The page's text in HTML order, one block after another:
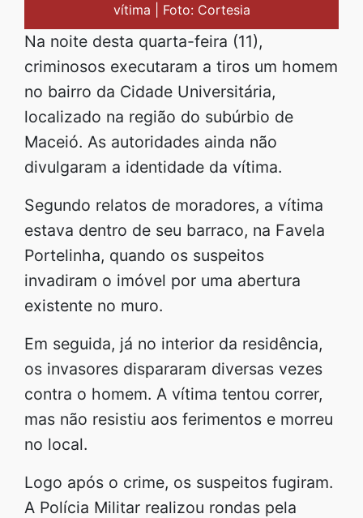
vítima | Foto: Cortesia
Na noite desta quarta-feira (11),
criminosos executaram a tiros um homem
no bairro da Cidade Universitária,
localizado na região do subúrbio de
Maceió. As autoridades ainda não
divulgaram a identidade da vítima.
Segundo relatos de moradores, a vítima
estava dentro de seu barraco, na Favela
Portelinha, quando os suspeitos
invadiram o imóvel por uma abertura
existente no muro.
Em seguida, já no interior da residência,
os invasores dispararam diversas vezes
contra o homem. A vítima tentou correr,
mas não resistiu aos ferimentos e morreu
no local.
Logo após o crime, os suspeitos fugiram.
A Polícia Militar realizou rondas pela